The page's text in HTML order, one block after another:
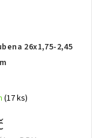
26x1,75-2,45
(17 ks)